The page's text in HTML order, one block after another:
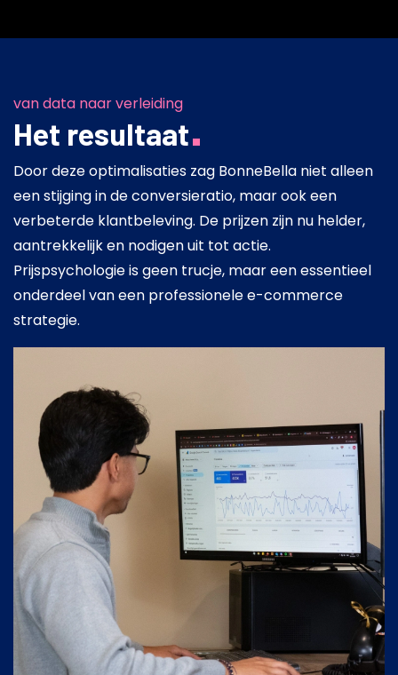
van data naar verleiding
Het resultaat
Door deze optimalisaties zag BonneBella niet alleen
een stijging in de conversieratio, maar ook een
verbeterde klantbeleving. De prijzen zijn nu helder,
aantrekkelijk en nodigen uit tot actie.
Prijspsychologie is geen trucje, maar een essentieel
onderdeel van een professionele e-commerce
strategie.